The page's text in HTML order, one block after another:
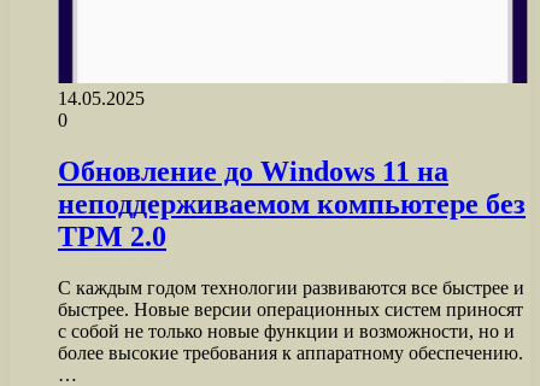
14.05.2025
0
Обновление до Windows 11 на
неподдерживаемом компьютере без
TPM 2.0
С каждым годом технологии развиваются все быстрее и
быстрее. Новые версии операционных систем приносят
с собой не только новые функции и возможности, но и
более высокие требования к аппаратному обеспечению.
…